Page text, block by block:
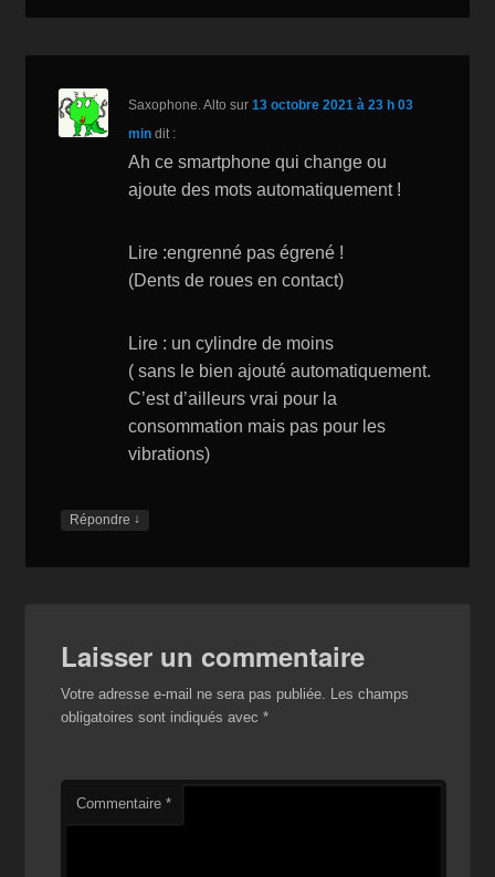
Saxophone. Alto sur13 octobre 2021 à 23 h 03
min dit :
Ah ce smartphone qui change ou
ajoute des mots automatiquement !
Lire :engrenné pas égrené !
(Dents de roues en contact)
Lire : un cylindre de moins
( sans le bien ajouté automatiquement.
C’est d’ailleurs vrai pour la
consommation mais pas pour les
vibrations)
Répondre ↓
Laisser un commentaire
Votre adresse e-mail ne sera pas publiée.
Les champs
obligatoires sont indiqués avec*
Commentaire*